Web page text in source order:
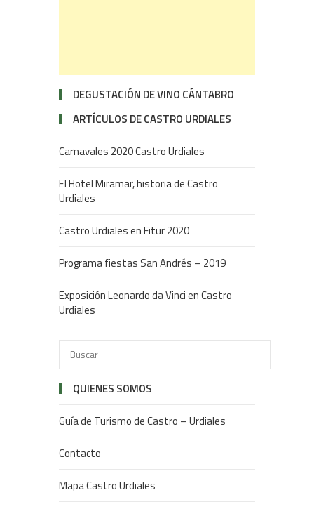
DEGUSTACIÓN DE VINO CÁNTABRO
ARTÍCULOS DE CASTRO URDIALES
Carnavales 2020 Castro Urdiales
El Hotel Miramar, historia de Castro
Urdiales
Castro Urdiales en Fitur 2020
Programa fiestas San Andrés – 2019
Exposición Leonardo da Vinci en Castro
Urdiales
QUIENES SOMOS
Guía de Turismo de Castro – Urdiales
Contacto
Mapa Castro Urdiales